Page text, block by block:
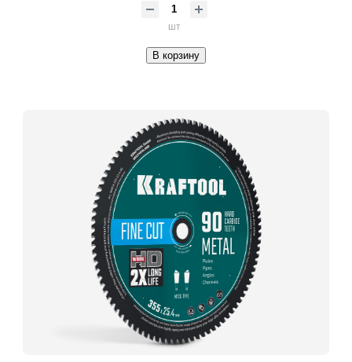
шт
В корзину